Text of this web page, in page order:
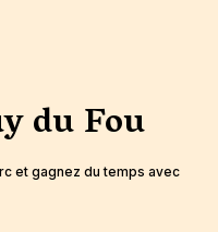
du Fou
et gagnez du temps avec